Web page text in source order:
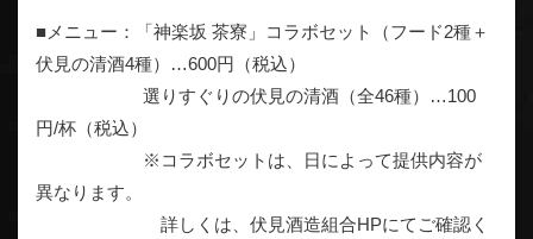
■メニュー：「神楽坂 茶寮」コラボセット（フード2種＋
伏見の清酒4種）…600円（税込）
選りすぐりの伏見の清酒（全46種）…100
円/杯（税込）
※コラボセットは、日によって提供内容が
異なります。
詳しくは、伏見酒造組合HPにてご確認く